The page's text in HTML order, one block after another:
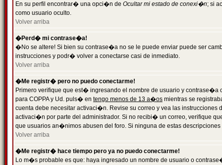
En su perfil encontrar� una opci�n de Ocultar mi estado de conexi�n; si
como usuario oculto.
Volver arriba
�Perd� mi contrase�a!
�No se altere! Si bien su contrase�a no se le puede enviar puede ser
instrucciones y podr� volver a conectarse casi de inmediato.
Volver arriba
�Me registr� pero no puedo conectarme!
Primero verifique que est� ingresando el nombre de usuario y
para COPPA y Ud. puls� en tengo menos de 13 a�os mientras se
cuenta debe necesitar activaci�n. Revise su correo y vea las
activaci�n por parte del administrador. Si no recibi� un correo, verifique
que usuarios an�nimos abusen del foro. Si ninguna de estas
Volver arriba
�Me registr� hace tiempo pero ya no puedo conectarme!
Lo m�s probable es que: haya ingresado un nombre de usuario o